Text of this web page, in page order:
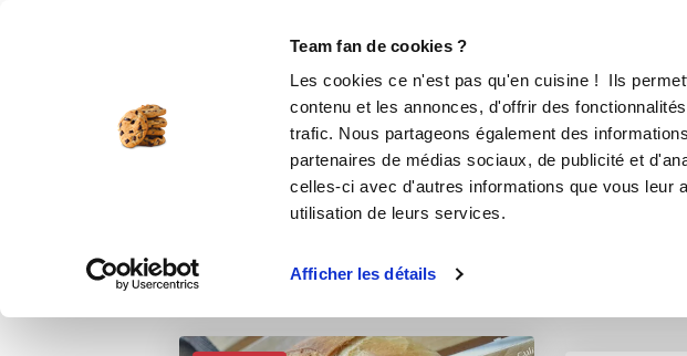
Team fan de cookies ?
Les cookies ce n'est pas qu'en cuisine ! Ils
contenu et les annonces, d'offrir des
trafic. Nous partageons également des
partenaires de médias sociaux, de publicité et
celles-ci avec d'autres informations que vous leur
utilisation de leurs services.
Afficher les détails